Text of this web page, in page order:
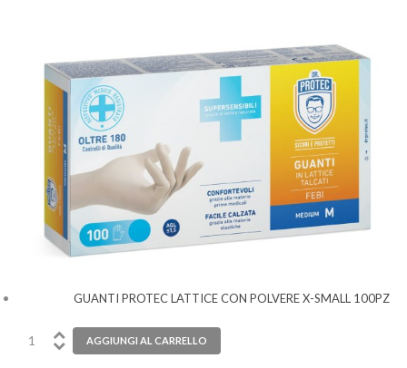
GUANTI PROTEC LATTICE CON POLVERE X-SMALL 100PZ